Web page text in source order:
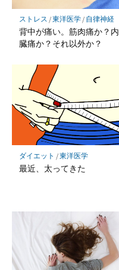
ストレス /東洋医学/ 自律神経
背中が痛い。筋肉痛か？内
臓痛か？それ以外か？
ダイエット /東洋医学
最近、太ってきた